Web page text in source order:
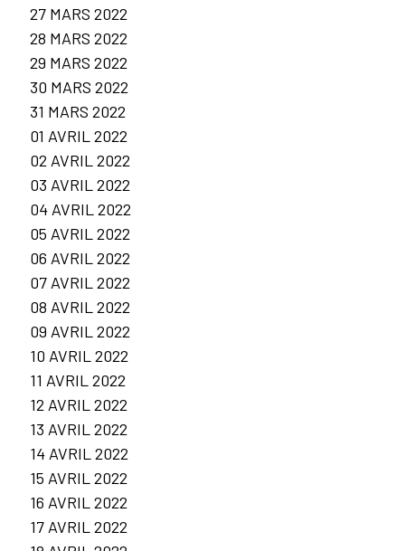
27 MARS 2022
28 MARS 2022
29 MARS 2022
30 MARS 2022
31 MARS 2022
01 AVRIL 2022
02 AVRIL 2022
03 AVRIL 2022
04 AVRIL 2022
05 AVRIL 2022
06 AVRIL 2022
07 AVRIL 2022
08 AVRIL 2022
09 AVRIL 2022
10 AVRIL 2022
11 AVRIL 2022
12 AVRIL 2022
13 AVRIL 2022
14 AVRIL 2022
15 AVRIL 2022
16 AVRIL 2022
17 AVRIL 2022